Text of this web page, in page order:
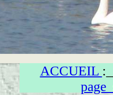
ACCUEIL